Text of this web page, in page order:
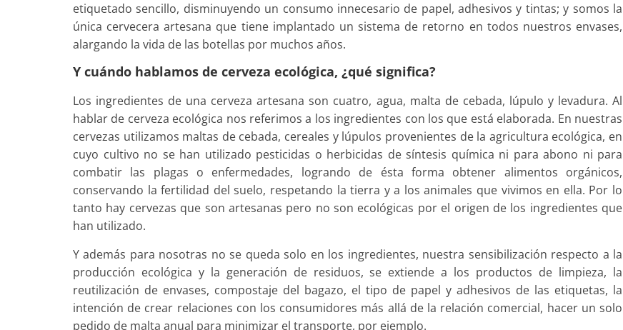
etiquetado sencillo, disminuyendo un consumo innecesario de papel, adhesivos y tintas; y somos la
única cervecera artesana que tiene implantado un sistema de retorno en todos nuestros envases,
alargando la vida de las botellas por muchos años.
Y cuándo hablamos de cerveza ecológica, ¿qué significa?
Los ingredientes de una cerveza artesana son cuatro, agua, malta de cebada, lúpulo y levadura. Al
hablar de cerveza ecológica nos referimos a los ingredientes con los que está elaborada. En nuestras
cervezas utilizamos maltas de cebada, cereales y lúpulos provenientes de la agricultura ecológica, en
cuyo cultivo no se han utilizado pesticidas o herbicidas de síntesis química ni para abono ni para
combatir las plagas o enfermedades, logrando de ésta forma obtener alimentos orgánicos,
conservando la fertilidad del suelo, respetando la tierra y a los animales que vivimos en ella. Por lo
tanto hay cervezas que son artesanas pero no son ecológicas por el origen de los ingredientes que
han utilizado.
Y además para nosotras no se queda solo en los ingredientes, nuestra sensibilización respecto a la
producción ecológica y la generación de residuos, se extiende a los productos de limpieza, la
reutilización de envases, compostaje del bagazo, el tipo de papel y adhesivos de las etiquetas, la
intención de crear relaciones con los consumidores más allá de la relación comercial, hacer un solo
pedido de malta anual para minimizar el transporte, por ejemplo.